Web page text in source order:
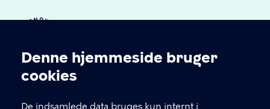
Cookieindstillinger
Denne hjemmeside bruger
cookies
De indsamlede data bruges kun internt i
KONTAKT